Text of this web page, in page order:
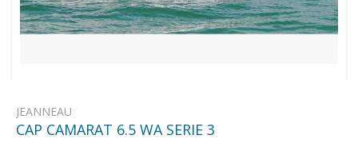
JEANNEAU
CAP CAMARAT 6.5 WA SERIE 3